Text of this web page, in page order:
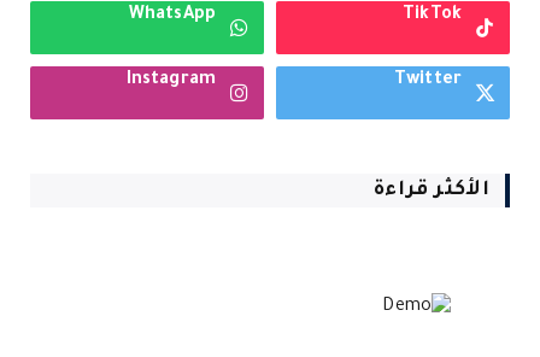
TikTok
WhatsApp
Twitter
Instagram
الأكثر قراءة